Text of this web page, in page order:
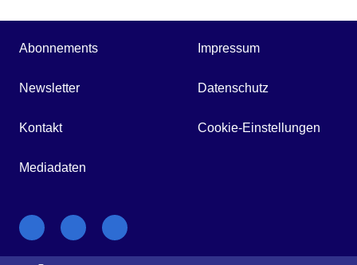
Abonnements
Newsletter
Kontakt
Mediadaten
Impressum
Datenschutz
Cookie-Einstellungen